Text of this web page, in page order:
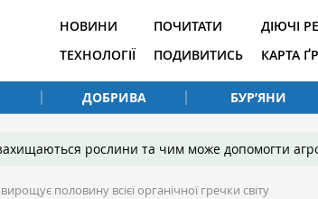
НОВИНИ
ТЕХНОЛОГІЇ
ПОЧИТАТИ
ПОДИВИТИСЬ
ДІЮЧІ
КАРТА
ДОБРИВА БУР’ЯНИ
захищаються рослини та чим може допомогти
половину всієї органічної гречки світу